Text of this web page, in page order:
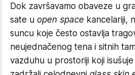
Dok završavamo obaveze u
sate u open space kancelariji,
suncu koje često ostavlja
neujednačenog tena i sitnih
vazduhu u prostoriji koji